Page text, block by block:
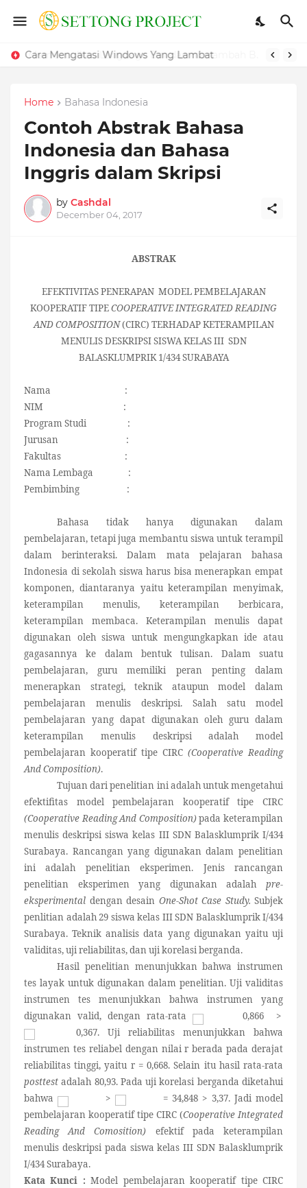
Cara Mengatasi Windows Yang Lambat
Home Bahasa Indonesia
Contoh Abstrak Bahasa
Indonesia dan Bahasa
Inggris dalam Skripsi
by Cashdal
December 04, 2017
ABSTRAK
EFEKTIVITAS PENERAPAN MODEL PEMBELAJARAN
KOOPERATIF TIPECOOPERATIVE INTEGRATED READING
AND COMPOSITION(CIRC) TERHADAP KETERAMPILAN
MENULIS DESKRIPSI SISWA KELAS III SDN
BALASKLUMPRIK 1/434 SURABAYA
Nama :
NIM :
Program Studi :
Jurusan :
Fakultas :
Nama Lembaga :
Pembimbing :
Bahasa tidak hanya digunakan dalam
pembelajaran, tetapi juga membantu siswa untuk terampil
dalam berinteraksi. Dalam mata pelajaran bahasa
Indonesia di sekolah siswa harus bisa menerapkan empat
komponen, diantaranya yaitu keterampilan menyimak,
keterampilan menulis, keterampilan berbicara,
keterampilan membaca. Keterampilan menulis dapat
digunakan oleh siswa untuk mengungkapkan ide atau
gagasannya ke dalam bentuk tulisan. Dalam suatu
pembelajaran, guru memiliki peran penting dalam
menerapkan strategi, teknik ataupun model dalam
pembelajaran menulis deskripsi. Salah satu model
pembelajaran yang dapat digunakan oleh guru dalam
keterampilan menulis deskripsi adalah model
pembelajaran kooperatif tipe CIRC (Cooperative Reading
And Composition).
Tujuan dari penelitian ini adalah untuk mengetahui
efektifitas model pembelajaran kooperatif tipe CIRC
(Cooperative Reading And Composition)pada keterampilan
menulis deskripsi siswa kelas III SDN Balasklumprik I/434
Surabaya. Rancangan yang digunakan dalam penelitian
ini adalah penelitian eksperimen. Jenis rancangan
penelitian eksperimen yang digunakan adalah pre-
eksperimental dengan desain One-Shot Case Study. Subjek
penlitian adalah 29 siswa kelas III SDN Balasklumprik I/434
Surabaya. Teknik analisis data yang digunakan yaitu uji
validitas, uji reliabilitas, dan uji korelasi berganda.
Hasil penelitian menunjukkan bahwa instrumen
tes layak untuk digunakan dalam penelitian. Uji validitas
instrumen tes menunjukkan bahwa instrumen yang
digunakan valid, dengan rata-rata
0,866 >
0,367. Uji reliabilitas menunjukkan bahwa
instrumen tes reliabel dengan nilai r berada pada derajat
reliabilitas tinggi, yaitu r =0,668. Selain itu hasil rata-rata
posttest adalah 80,93. Pada uji korelasi bergandadiketahui
bahwa
>
= 34,848 > 3,37. Jadi model
pembelajaran kooperatif tipe CIRC (Cooperative Integrated
Reading And Comosition) efektif pada keterampilan
menulis deskripsi pada siswa kelas III SDN Balasklumprik
I/434 Surabaya.
Kata Kunci :Model pembelajaran kooperatif tipe CIRC